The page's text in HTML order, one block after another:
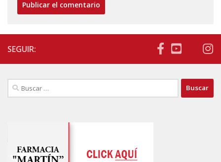
SEGUIR:
Buscar: